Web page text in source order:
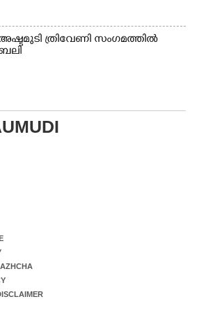
ത്രിവേണി സംഗമത്തിൽ